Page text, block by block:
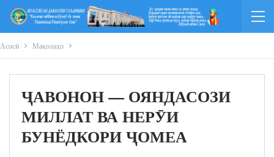
Асосӣ Мақолаҳо
ҶАВОНОН — ОЯНДАСОЗИ
МИЛЛАТ ВА НЕРӮИ
БУНЁДКОРИ ҶОМЕА